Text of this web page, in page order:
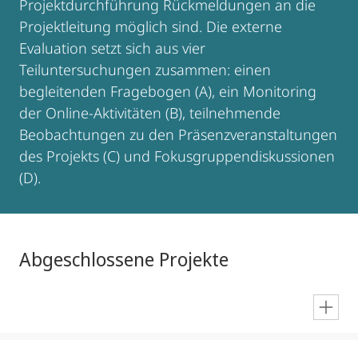
Projektdurchführung Rückmeldungen an die
Projektleitung möglich sind. Die externe
Evaluation setzt sich aus vier
Teiluntersuchungen zusammen: einen
begleitenden Fragebogen (A), ein Monitoring
der Online-Aktivitäten (B), teilnehmende
Beobachtungen zu den Präsenzveranstaltungen
des Projekts (C) und Fokusgruppendiskussionen
(D).
Abgeschlossene Projekte